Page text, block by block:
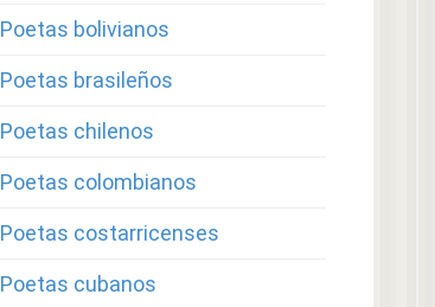
Poetas bolivianos
Poetas brasileños
Poetas chilenos
Poetas colombianos
Poetas costarricenses
Poetas cubanos